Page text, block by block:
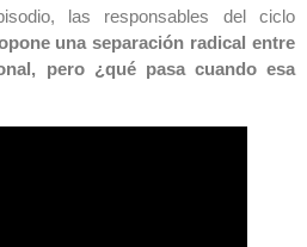
las responsables del ciclo
una separación radical entre
pero ¿qué pasa cuando esa